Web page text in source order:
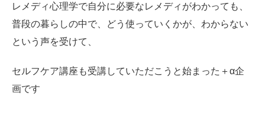
レメディ心理学で自分に必要なレメディがわかっても、
普段の暮らしの中で、どう使っていくかが、わからない
という声を受けて、
セルフケア講座も受講していただこうと始まった＋α企
画です